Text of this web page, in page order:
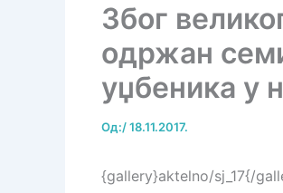
Због
одржан
уџбеника у
Од:/18.11.2017.
{gallery}aktelno/sj_17{/